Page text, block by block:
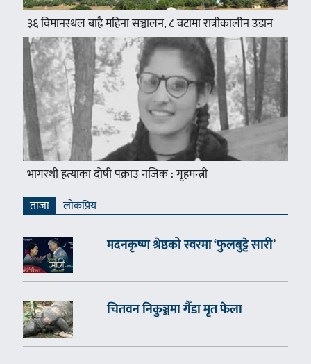
३६ विमानस्थल बाह्रै महिना सञ्चालन, ८ वटामा रात्रीकालीन उडान
भागरथी हत्याका दोषी पक्राउ नजिक : गृहमन्त्री
ताजा लाेकप्रिय
मदनकृष्ण श्रेष्ठको स्वरमा ‘फुलबुट्टे सारी’
चितवन निकुञ्जमा गैँडा मृत फेला